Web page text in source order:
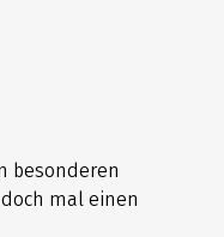
besonderen
mal einen